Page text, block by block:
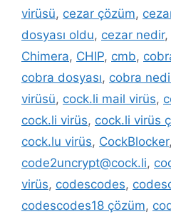
virüsü, cezar çözüm,
dosyası oldu, cezar nedir,
Chimera, CHIP, cmb,
cobra dosyası, cobra
virüsü, cock.li mail virüs,
cock.li virüs, cock.li virüs
cock.lu virüs, CockBlocker,
code2uncrypt@cock.li,
virüs, codescodes,
codescodes18 çözüm,